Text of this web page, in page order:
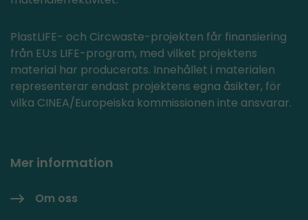
PlastLIFE- och Circwaste-projekten får finansiering
från EU:s LIFE-program, med vilket projektens
material har producerats. Innehållet i materialen
representerar endast projektens egna åsikter, för
vilka CINEA/Europeiska kommissionen inte ansvarar.
Mer information
Om oss